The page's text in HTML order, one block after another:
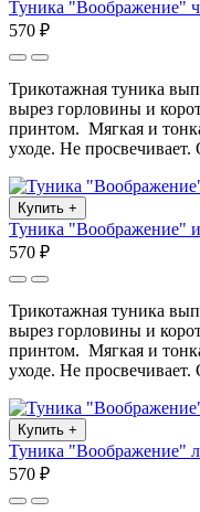
Туника "Воображение"
570 ₽
Трикотажная туника
вырез горловины и
принтом. Мягкая и
уходе. Не просвечивает.
Купить +
Туника "Воображение"
570 ₽
Трикотажная туника
вырез горловины и
принтом. Мягкая и
уходе. Не просвечивает.
Купить +
Туника "Воображение"
570 ₽